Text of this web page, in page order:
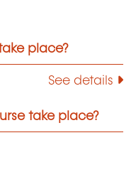
place?
See details
take place?